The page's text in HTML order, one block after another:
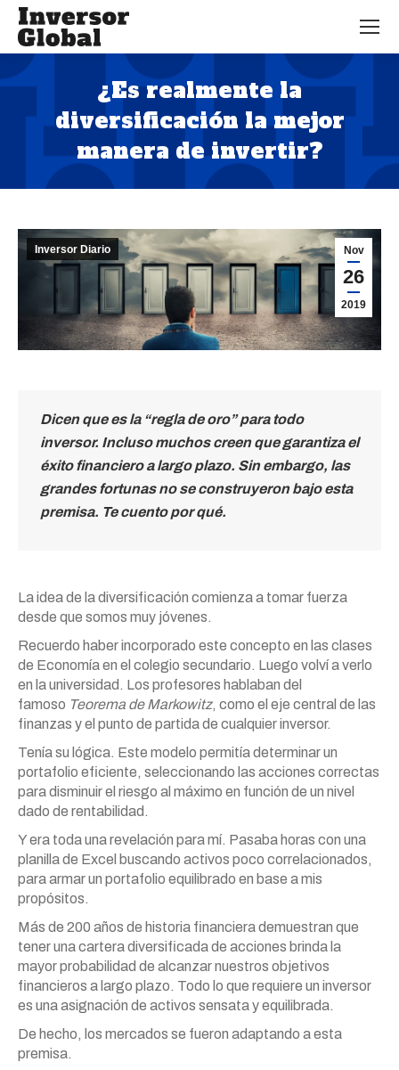
¿Es realmente la
diversificación la mejor
manera de invertir?
Estás aquí:
Nov
26
2019
Inversor Diario
Dicen que es la “regla de oro” para todo
inversor. Incluso muchos creen que garantiza el
éxito financiero a largo plazo. Sin embargo, las
grandes fortunas no se construyeron bajo esta
premisa. Te cuento por qué.
La idea de la diversificación comienza a tomar fuerza
desde que somos muy jóvenes.
Recuerdo haber incorporado este concepto en las clases
de Economía en el colegio secundario. Luego volví a verlo
en la universidad. Los profesores hablaban del
famoso Teorema de Markowitz, como el eje central de las
finanzas y el punto de partida de cualquier inversor.
Tenía su lógica. Este modelo permitía determinar un
portafolio eficiente, seleccionando las acciones correctas
para disminuir el riesgo al máximo en función de un nivel
dado de rentabilidad.
Y era toda una revelación para mí. Pasaba horas con una
planilla de Excel buscando activos poco correlacionados,
para armar un portafolio equilibrado en base a mis
propósitos.
Más de 200 años de historia financiera demuestran que
tener una cartera diversificada de acciones brinda la
mayor probabilidad de alcanzar nuestros objetivos
financieros a largo plazo. Todo lo que requiere un inversor
es una asignación de activos sensata y equilibrada.
De hecho, los mercados se fueron adaptando a esta
premisa.